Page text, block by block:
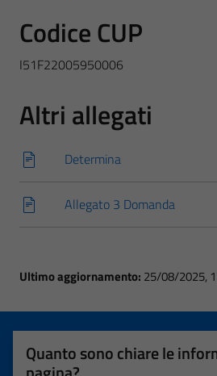
Codice CUP
I51F22005950006
Altri allegati
Determina
Allegato 3 Domanda
Ultimo aggiornamento: 25/08/2025,
Quanto sono chiare le